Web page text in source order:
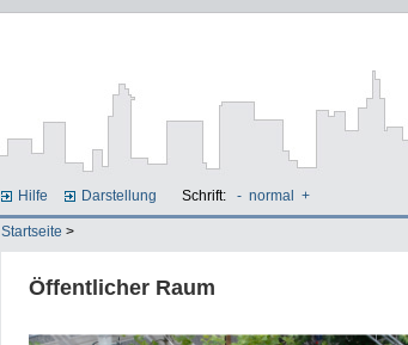
Hilfe Darstellung Schrift: - normal +
Startseite >
Öffentlicher Raum